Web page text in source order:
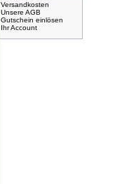
Versandkosten
Unsere AGB
Gutschein einlösen
Ihr Account